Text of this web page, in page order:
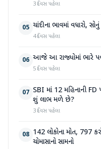
3 દિવસ પહેલા
05 ચાંદીના ભાવમાં વધારો,
4 દિવસ પહેલા
06 આજે આ રાજ્યોમાં ભારે
5 દિવસ પહેલા
07 SBI માં 12 મહિનાની
શું લાભ મળે છે?
3 દિવસ પહેલા
08 142 લોકોના મોત, 797
ચોમાસાનો સામનો